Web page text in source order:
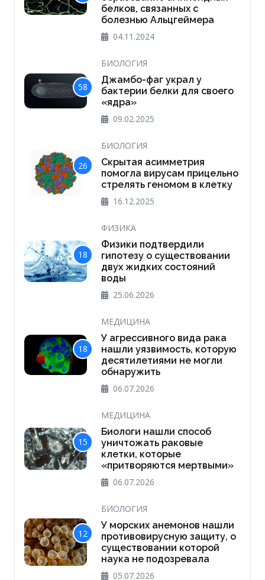
белков, связанных с
болезнью Альцгеймера
04.11.2024
58
БИОЛОГИЯ
Джамбо-фаг украл у
бактерии белки для своего
«ядра»
09.02.2025
26
БИОЛОГИЯ
Скрытая асимметрия
помогла вирусам прицельно
стрелять геномом в клетку
16.12.2025
18
ФИЗИКА
Физики подтвердили
гипотезу о существовании
двух жидких состояний
воды
25.06.2026
18
МЕДИЦИНА
У агрессивного вида рака
нашли уязвимость, которую
десятилетиями не могли
обнаружить
06.07.2026
15
МЕДИЦИНА
Биологи нашли способ
уничтожать раковые
клетки, которые
«притворяются мертвыми»
06.07.2026
12
БИОЛОГИЯ
У морских анемонов нашли
противовирусную защиту, о
существовании которой
наука не подозревала
05.07.2026